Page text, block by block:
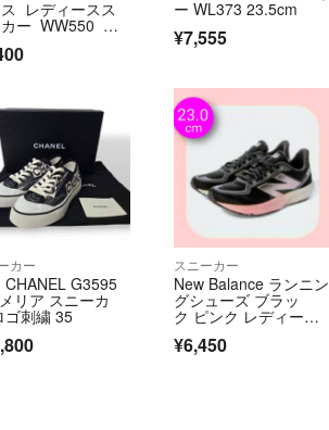
レディースス
ー WW550 グ
24cm ワイド
ー WL373 23.5cm
¥7,555
カー
CHANEL G3595
リア スニーカ
ゴ刺繍 35
スニーカー
New Balance ランニン
グシューズ ブラッ
ク ピンク レディース 2
¥6,450